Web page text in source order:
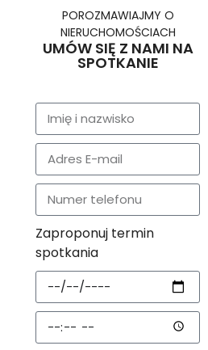
POROZMAWIAJMY O
NIERUCHOMOŚCIACH
UMÓW SIĘ Z NAMI NA
SPOTKANIE
Zaproponuj termin
spotkania